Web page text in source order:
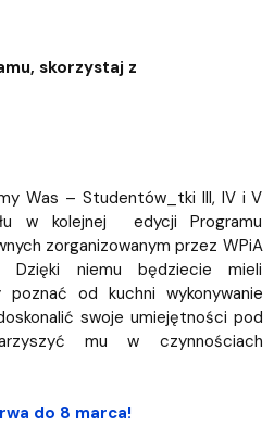
skorzystaj z
Was – Studentów_tki III, IV i V
w kolejnej edycji Programu
zorganizowanym przez WPiA
Dzięki niemu będziecie mieli
poznać od kuchni wykonywanie
swoje umiejętności pod
mu w czynnościach
do 8 marca!